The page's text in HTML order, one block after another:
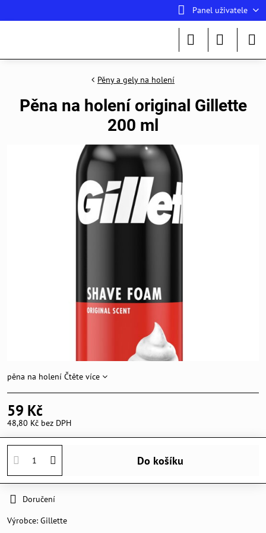
Panel uživatele
Pěny a gely na holení
Pěna na holení original Gillette
200 ml
pěna na holení Čtěte více
59 Kč
48,80 Kč bez DPH
Do košíku
Doručení
Výrobce: Gillette